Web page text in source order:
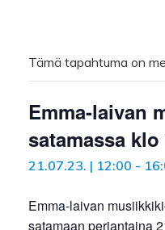
Tämä tapahtuma on
Emma-laivan
satamassa klo
21.07.23. | 12:00 -
Emma-laivan
satamaan perjantaina